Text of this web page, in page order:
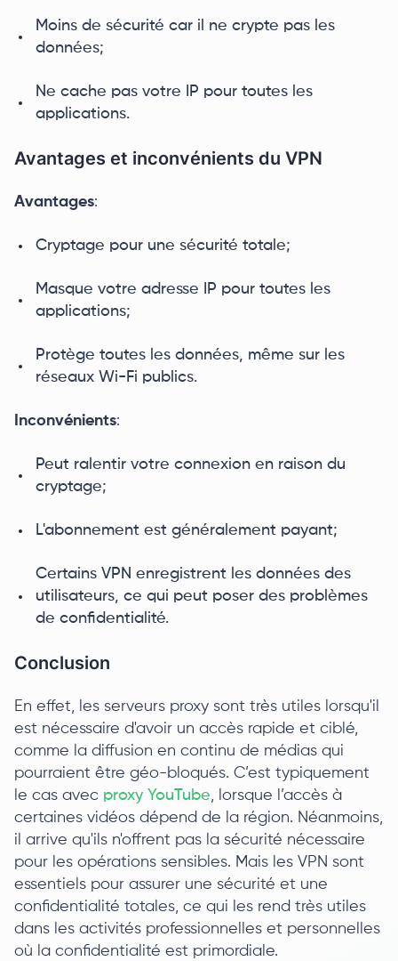
Moins de sécurité car il ne crypte pas les
données;
Ne cache pas votre IP pour toutes les
applications.
Avantages et inconvénients du VPN
Avantages:
Cryptage pour une sécurité totale;
Masque votre adresse IP pour toutes les
applications;
Protège toutes les données, même sur les
réseaux Wi-Fi publics.
Inconvénients:
Peut ralentir votre connexion en raison du
cryptage;
L'abonnement est généralement payant;
Certains VPN enregistrent les données des
utilisateurs, ce qui peut poser des problèmes
de confidentialité.
Conclusion
En effet, les serveurs proxy sont très utiles lorsqu'il
est nécessaire d'avoir un accès rapide et ciblé,
comme la diffusion en continu de médias qui
pourraient être géo-bloqués. C’est typiquement
le cas avec proxy YouTube, lorsque l’accès à
certaines vidéos dépend de la région. Néanmoins,
il arrive qu'ils n'offrent pas la sécurité nécessaire
pour les opérations sensibles. Mais les VPN sont
essentiels pour assurer une sécurité et une
confidentialité totales, ce qui les rend très utiles
dans les activités professionnelles et personnelles
où la confidentialité est primordiale.